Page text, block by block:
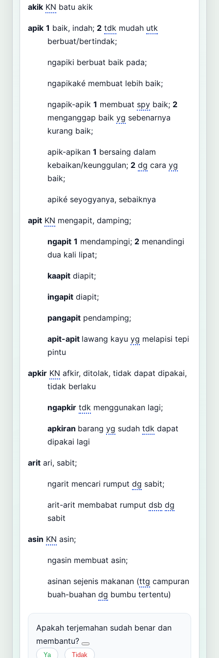
akik KN batu akik
apik 1 baik, indah; 2 tdk mudah utk
berbuat/bertindak;
ngapiki berbuat baik pada;
ngapikaké membuat lebih baik;
ngapik-apik 1 membuat spy baik; 2
menganggap baik yg sebenarnya
kurang baik;
apik-apikan 1 bersaing dalam
kebaikan/keunggulan; 2 dg cara yg
baik;
apiké seyogyanya, sebaiknya
apit KN mengapit, damping;
ngapit 1 mendampingi; 2 menandingi
dua kali lipat;
kaapit diapit;
ingapit diapit;
pangapit pendamping;
apit-apit lawang kayu yg melapisi tepi
pintu
apkir KN afkir, ditolak, tidak dapat dipakai,
tidak berlaku
ngapkir tdk menggunakan lagi;
apkiran barang yg sudah tdk dapat
dipakai lagi
arit ari, sabit;
ngarit mencari rumput dg sabit;
arit-arit membabat rumput dsb dg
sabit
asin KN asin;
ngasin membuat asin;
asinan sejenis makanan (ttg campuran
buah-buahan dg bumbu tertentu)
Apakah terjemahan sudah benar dan
membantu?
Ya Tidak